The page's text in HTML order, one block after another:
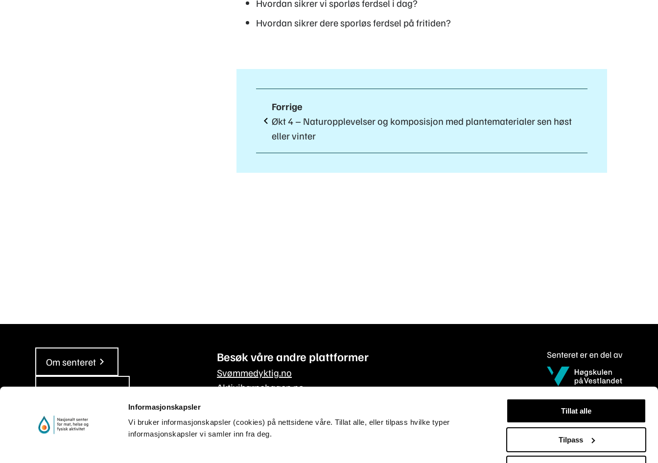
Informasjonskapsler
Vi bruker informasjonskapsler (cookies) på nettsidene våre. Tillat alle, eller tilpass hvilke typer
informasjonskapsler vi samler inn fra deg.
Tillat alle
Tilpass
Hvordan sikrer vi sporløs ferdsel i dag?
Hvordan sikrer dere sporløs ferdsel på fritiden?
Forrige
Økt 4 – Naturopplevelser og komposisjon med plantematerialer sen høst
eller vinter
Om senteret
Våre rapporter
Personvern og informasjonskapsler
Besøk våre andre plattformer
Svømmedyktig.no
Aktivibarnehagen.no